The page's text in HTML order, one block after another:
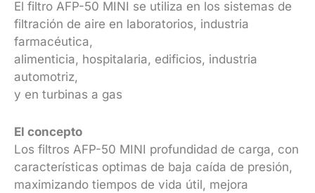
El filtro AFP-50 MINI se utiliza en los sistemas de
filtración de aire en laboratorios, industria
farmacéutica,
alimenticia, hospitalaria, edificios, industria
automotriz,
y en turbinas a gas
El concepto
Los filtros AFP-50 MINI profundidad de carga, con
características optimas de baja caída de presión,
maximizando tiempos de vida útil, mejora